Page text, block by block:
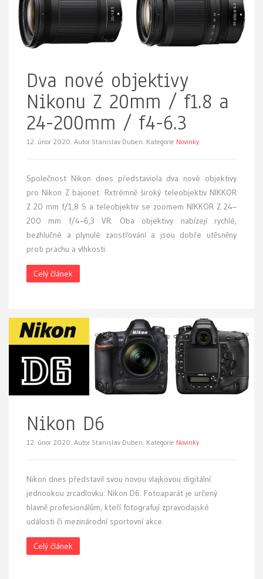
Dva nové objektivy
Nikonu Z 20mm / f1.8 a
24-200mm / f4-6.3
12. únor 2020. Autor Stanislav Duben. Kategorie Novinky
Společnost Nikon dnes představiola dva nové objektivy
pro Nikon Z bajonet. Rxtrémně široký teleobjektiv NIKKOR
Z 20 mm f/1,8 S a teleobjektiv se zoomem NIKKOR Z 24–
200 mm f/4–6,3 VR. Oba objektivy nabízejí rychlé,
bezhlučné a plynulé zaostřování a jsou dobře utěsněny
proti prachu a vlhkosti.
Celý článek
Nikon D6
12. únor 2020. Autor Stanislav Duben. Kategorie Novinky
Nikon dnes představil svou novou vlajkovou digitální
jednookou zrcadlovku: Nikon D6. Fotoaparát je určený
hlavně profesionálům, kteří fotografují zpravodajské
události či mezinárodní sportovní akce.
Celý článek